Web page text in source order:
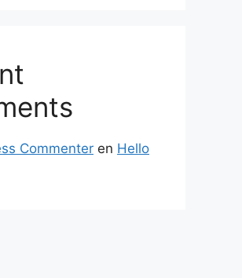
Commenter en Hello